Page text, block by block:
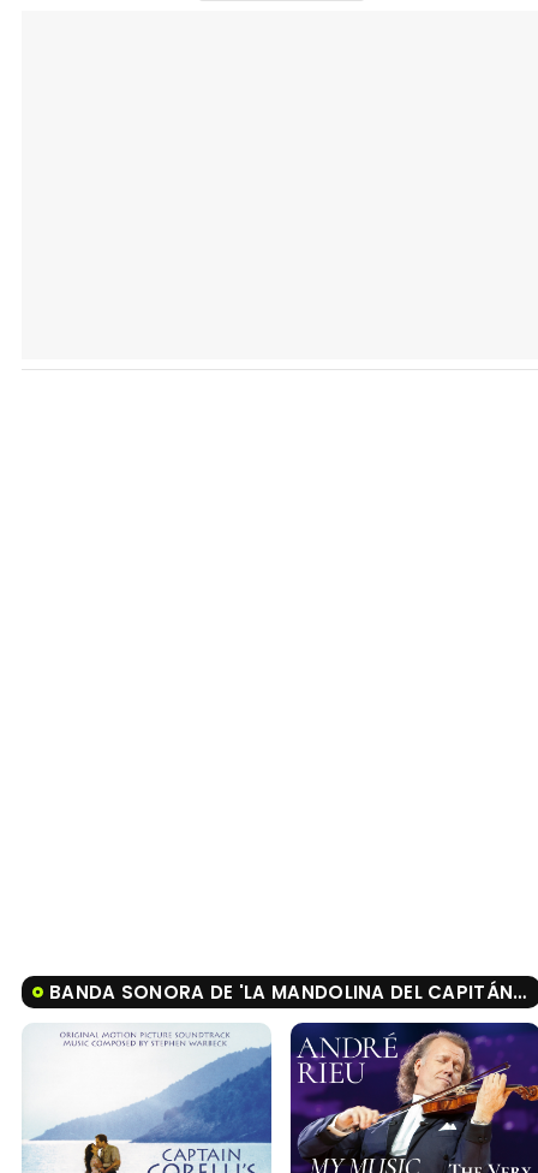
BANDA SONORA DE 'LA MANDOLINA DEL CAPITÁN CORELLI'